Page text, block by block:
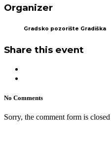
Organizer
Gradsko pozorište Gradiška
Share this event
No Comments
Sorry, the comment form is